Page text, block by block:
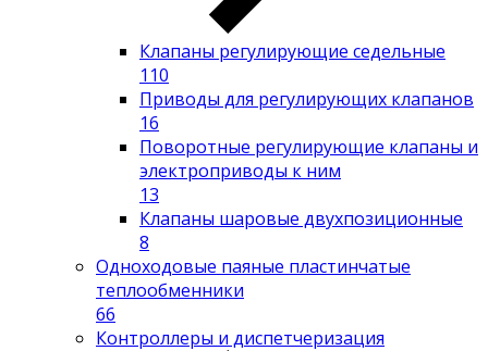
Клапаны регулирующие седельные
110
Приводы для регулирующих клапанов
16
Поворотные регулирующие клапаны и
электроприводы к ним
13
Клапаны шаровые двухпозиционные
8
Одноходовые паяные пластинчатые
теплообменники
66
Контроллеры и диспетчеризация